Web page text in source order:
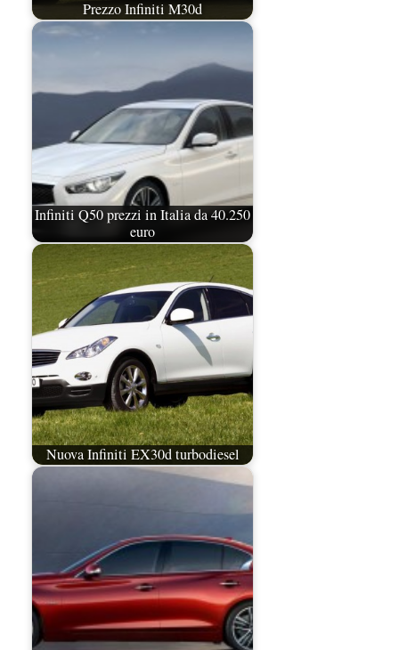
Prezzo Infiniti M30d
Infiniti Q50 prezzi in Italia da 40.250
euro
Nuova Infiniti EX30d turbodiesel